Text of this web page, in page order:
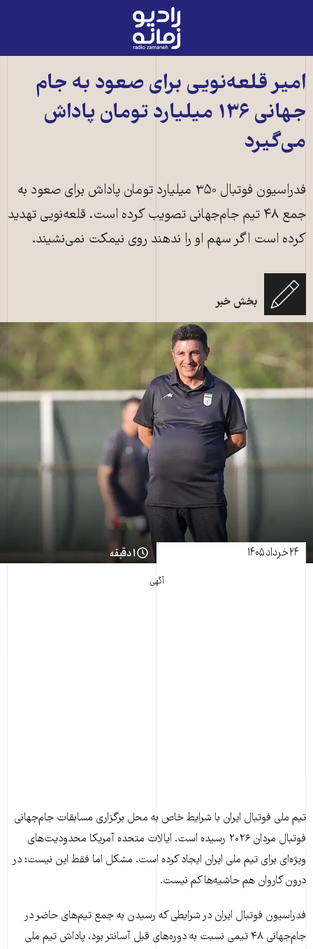
رادیو
زمانه
صفحه
اصلی
امیر قلعه‌نویی برای صعود به جام
جهانی ۱۳۶ میلیارد تومان پاداش
می‌گیرد
فدراسیون فوتبال ۳۵۰ میلیارد تومان پاداش برای صعود به
جمع ۴۸ تیم جام‌جهانی تصویب کرده است. قلعه‌نویی تهدید
کرده است اگر سهم او را ندهند روی نیمکت نمی‌نشیند.
بخش خبر
۲۴ خرداد ۱۴۰۵ ۱ دقیقه
آگهی
تیم ملی فوتبال ایران با شرایط خاص به محل برگزاری مسابقات جام‌جهانی
فوتبال مردان ۲۰۲۶ رسیده است. ایالات متحده آمریکا محدودیت‌های
ویژه‌ای برای تیم ملی ایران ایجاد کرده است. مشکل اما فقط این نیست؛ در
درون کاروان هم حاشیه‌ها کم نیست.
فدراسیون فوتبال ایران در شرایطی که رسیدن به جمع تیم‌های حاضر در
جام‌جهانی ۴۸ تیمی نسبت به دوره‌های قبل آسانتر بود، پاداش تیم ملی